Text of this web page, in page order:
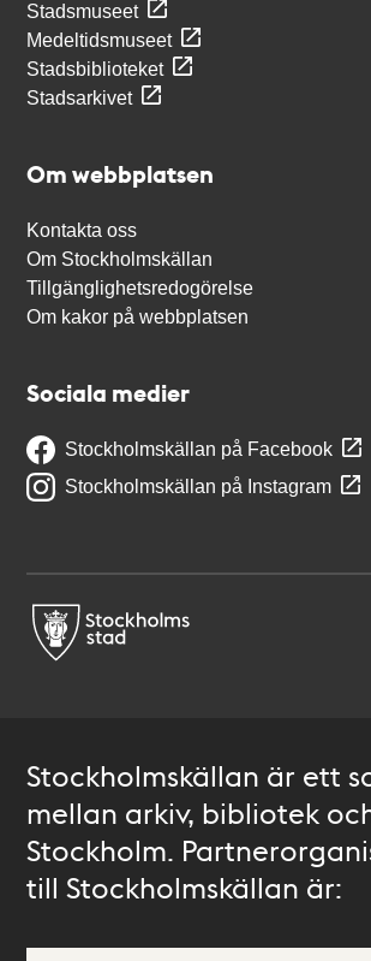
Stadsmuseet
Medeltidsmuseet
Stadsbiblioteket
Stadsarkivet
Om webbplatsen
Kontakta oss
Om Stockholmskällan
Tillgänglighetsredogörelse
Om kakor på webbplatsen
Sociala medier
Stockholmskällan på Facebook
Stockholmskällan på Instagram
Stockholmskällan är ett
mellan arkiv, bibliotek
Stockholm.
till Stockholmskällan är: